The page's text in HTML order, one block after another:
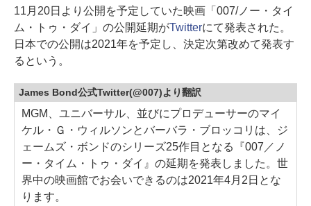
11月20日より公開を予定していた映画「007/ノー・タイ
ム・トゥ・ダイ」の公開延期がTwitterにて発表された。
日本での公開は2021年を予定し、決定次第改めて発表す
るという。
James Bond公式Twitter(@007)より翻訳
MGM、ユニバーサル、並びにプロデューサーのマイ
ケル・Ｇ・ウィルソンとバーバラ・ブロッコリは、ジ
ェームズ・ボンドのシリーズ25作目となる『007／ノ
ー・タイム・トゥ・ダイ』の延期を発表しました。世
界中の映画館でお会いできるのは2021年4月2日とな
ります。